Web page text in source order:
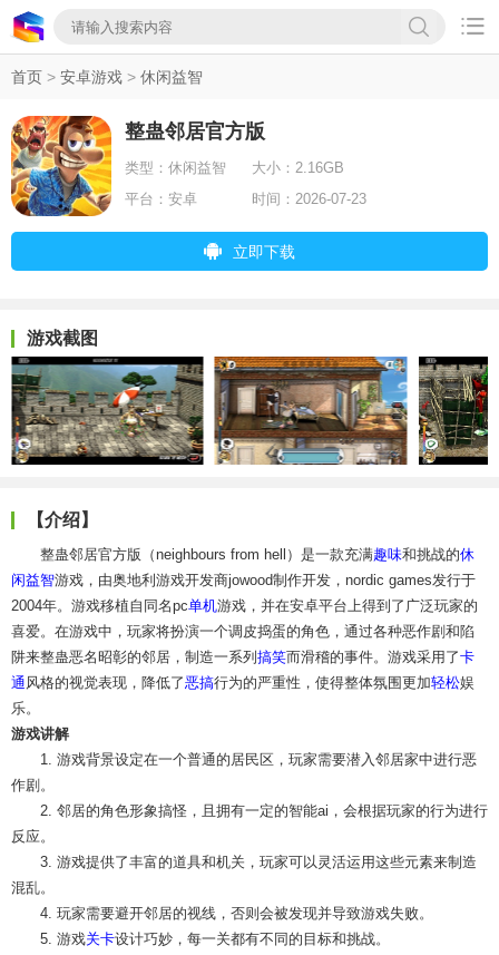

首页 > 安卓游戏 > 休闲益智
整蛊邻居官方版
类型： 休闲益智 大小： 2.16GB
平台： 安卓 时间： 2026-07-23
立即下载
游戏截图
【介绍】
整蛊邻居官方版（neighbours from hell）是一款充满趣味和挑战的休
闲益智游戏，由奥地利游戏开发商jowood制作开发，nordic games发行于
2004年。游戏移植自同名pc单机游戏，并在安卓平台上得到了广泛玩家的
喜爱。在游戏中，玩家将扮演一个调皮捣蛋的角色，通过各种恶作剧和陷
阱来整蛊恶名昭彰的邻居，制造一系列 搞笑而滑稽的事件。游戏采用了卡
通 风格的视觉表现，降低了恶搞行为的严重性，使得整体氛围更加轻松娱
乐。
游戏讲解
1. 游戏背景设定在一个普通的居民区，玩家需要潜入邻居家中进行恶
作剧。
2. 邻居的角色形象搞怪，且拥有一定的智能ai，会根据玩家的行为进行
反应。
3. 游戏提供了丰富的道具和机关，玩家可以灵活运用这些元素来制造
混乱。
4. 玩家需要避开邻居的视线，否则会被发现并导致游戏失败。
5. 游戏关卡设计巧妙，每一关都有不同的目标和挑战。